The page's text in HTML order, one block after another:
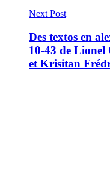
Next Post
Des textos en
10-43 de
et Krisitan